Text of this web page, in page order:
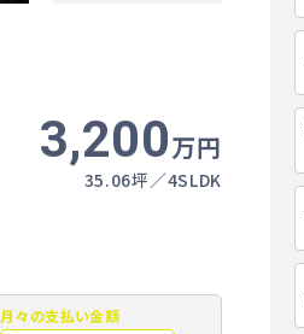
3,200万円
35.06坪 4SLDK
月々の支払い金額